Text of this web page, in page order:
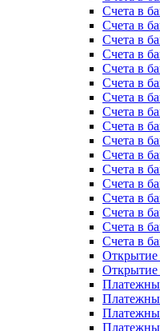
Счета в
Счета в
Счета в
Счета в
Счета в
Счета в
Счета в
Счета в
Счета в
Счета в
Счета в
Счета в
Счета в
Счета в
Счета в
Счета в
Счета в
Открытие
Открытие